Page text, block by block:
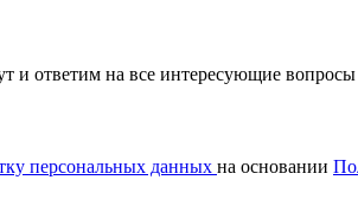
и ответим на все интересующие вопросы
персональных данных на основании